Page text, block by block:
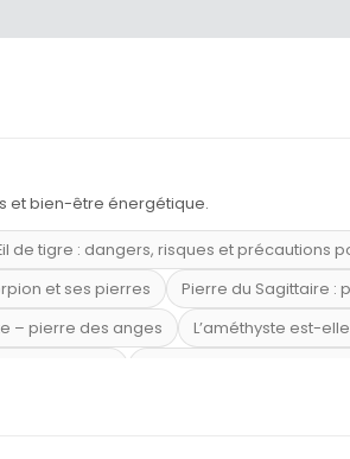
et bien-être énergétique.
de tigre : dangers, risques et précautions
et ses pierres Pierre du Sagittaire
– pierre des anges L’améthyste est-